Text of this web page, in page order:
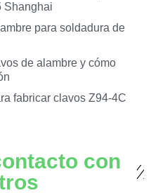
Shanghai
para soldadura de
de alambre y cómo
fabricar clavos Z94-4C
con